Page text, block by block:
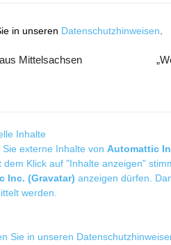
in unseren Datenschutzhinweisen
Mittelsachsen
Inhalte
externe Inhalte von Automattic
Klick auf "Inhalte anzeigen"
Inc. (Gravatar) anzeigen dürfen.
werden.
Sie in unseren